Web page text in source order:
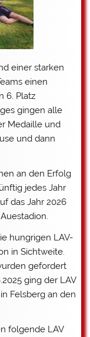
einer starken
einen
6. Platz
gingen alle
Medaille und
und dann
an den Erfolg
jedes Jahr
das Jahr 2026
hungrigen LAV-
in Sichtweite.
gefordert
ging der LAV
Felsberg an den
folgende LAV